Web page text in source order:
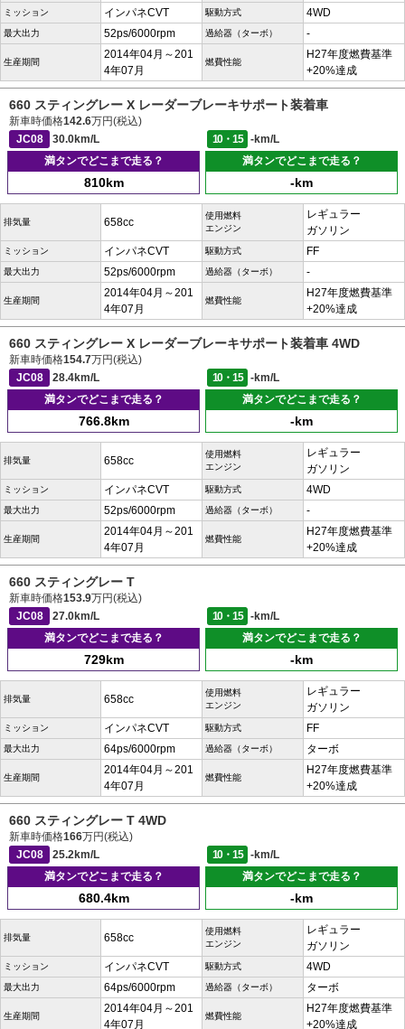
ミッション インパネCVT 駆動方式 4WD
最大出力 52ps/6000rpm 過給器（ターボ） -
生産期間
2014年04月～201
4年07月
燃費性能
H27年度燃費基準
+20%達成
660 スティングレー X レーダーブレーキサポート装着車
新車時価格142.6万円(税込)
JC08
30.0km/L 10・15
-km/L
満タンでどこまで走る？
810km
満タンでどこまで走る？
-km
排気量 658cc
使用燃料
エンジン
レギュラー
ガソリン
ミッション インパネCVT 駆動方式 FF
最大出力 52ps/6000rpm 過給器（ターボ） -
生産期間
2014年04月～201
4年07月
燃費性能
H27年度燃費基準
+20%達成
660 スティングレー X レーダーブレーキサポート装着車 4WD
新車時価格154.7万円(税込)
JC08
28.4km/L 10・15
-km/L
満タンでどこまで走る？
766.8km
満タンでどこまで走る？
-km
排気量 658cc
使用燃料
エンジン
レギュラー
ガソリン
ミッション インパネCVT 駆動方式 4WD
最大出力 52ps/6000rpm 過給器（ターボ） -
生産期間
2014年04月～201
4年07月
燃費性能
H27年度燃費基準
+20%達成
660 スティングレー T
新車時価格153.9万円(税込)
JC08
27.0km/L 10・15
-km/L
満タンでどこまで走る？
729km
満タンでどこまで走る？
-km
排気量 658cc
使用燃料
エンジン
レギュラー
ガソリン
ミッション インパネCVT 駆動方式 FF
最大出力 64ps/6000rpm 過給器（ターボ） ターボ
生産期間
2014年04月～201
4年07月
燃費性能
H27年度燃費基準
+20%達成
660 スティングレー T 4WD
新車時価格166万円(税込)
JC08
25.2km/L 10・15
-km/L
満タンでどこまで走る？
680.4km
満タンでどこまで走る？
-km
排気量 658cc
使用燃料
エンジン
レギュラー
ガソリン
ミッション インパネCVT 駆動方式 4WD
最大出力 64ps/6000rpm 過給器（ターボ） ターボ
生産期間
2014年04月～201
4年07月
燃費性能
H27年度燃費基準
+20%達成